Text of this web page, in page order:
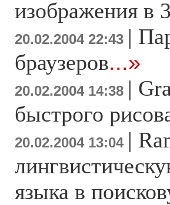
изображения в
20.02.2004 22:43 |
браузеров...»
20.02.2004 14:38 |
быстрого
20.02.2004 13:04 |
языка в